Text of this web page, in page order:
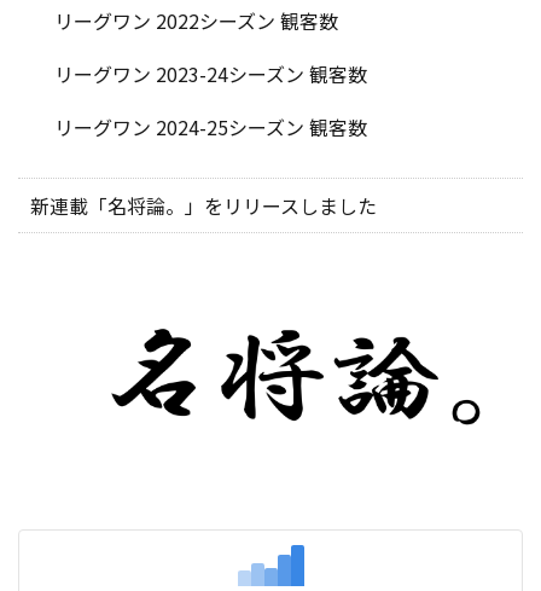
リーグワン 2022シーズン 観客数
リーグワン 2023-24シーズン 観客数
リーグワン 2024-25シーズン 観客数
新連載「名将論。」をリリースしました